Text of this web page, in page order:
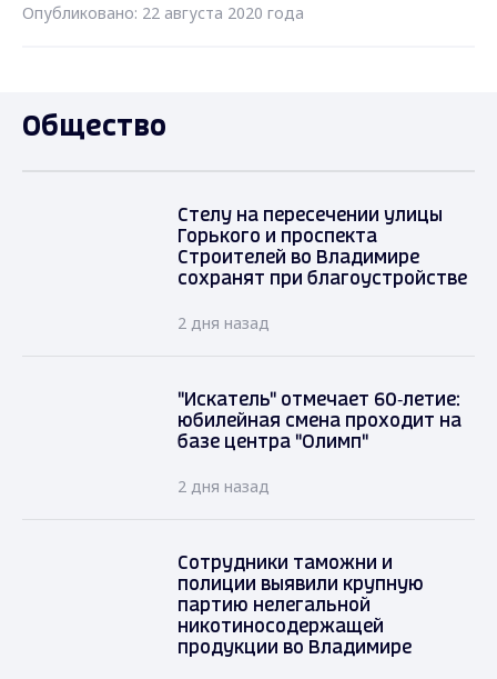
Опубликовано: 22 августа 2020 года
Общество
Стелу на пересечении улицы
Горького и проспекта
Строителей во Владимире
сохранят при благоустройстве
2 дня назад
"Искатель" отмечает 60‑летие:
юбилейная смена проходит на
базе центра "Олимп"
2 дня назад
Сотрудники таможни и
полиции выявили крупную
партию нелегальной
никотиносодержащей
продукции во Владимире